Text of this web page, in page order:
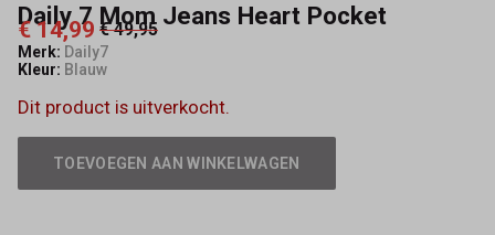
Daily 7 Mom Jeans Heart Pocket
€ 14,99 € 49,95
Merk: Daily7
Kleur: Blauw
Dit product is uitverkocht.
TOEVOEGEN AAN WINKELWAGEN